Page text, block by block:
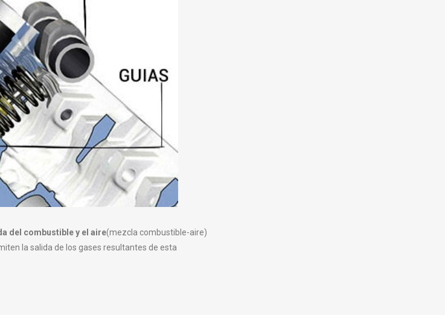
del combustible y el aire(mezcla combustible-aire)
la salida de los gases resultantes de esta